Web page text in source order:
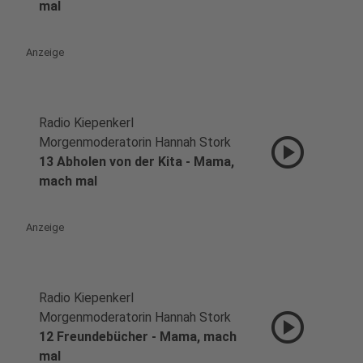
mal
Anzeige
Radio Kiepenkerl
Morgenmoderatorin Hannah Stork
13 Abholen von der Kita - Mama,
mach mal
play_circle
Anzeige
Radio Kiepenkerl
Morgenmoderatorin Hannah Stork
12 Freundebücher - Mama, mach
mal
play_circle